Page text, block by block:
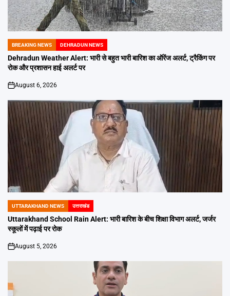
POSTED
IN
BREAKING NEWS DEHRADUN NEWS
Dehradun Weather Alert: भारी से बहुत भारी बारिश का ऑरेंज अलर्ट, ट्रैकिंग पर
रोक और प्रशासन हाई अलर्ट पर
on
August 6, 2026
POSTED
IN
UTTARAKHAND NEWS उत्तराखंड
Uttarakhand School Rain Alert: भारी बारिश के बीच शिक्षा विभाग अलर्ट, जर्जर
स्कूलों में पढ़ाई पर रोक
on
August 5, 2026